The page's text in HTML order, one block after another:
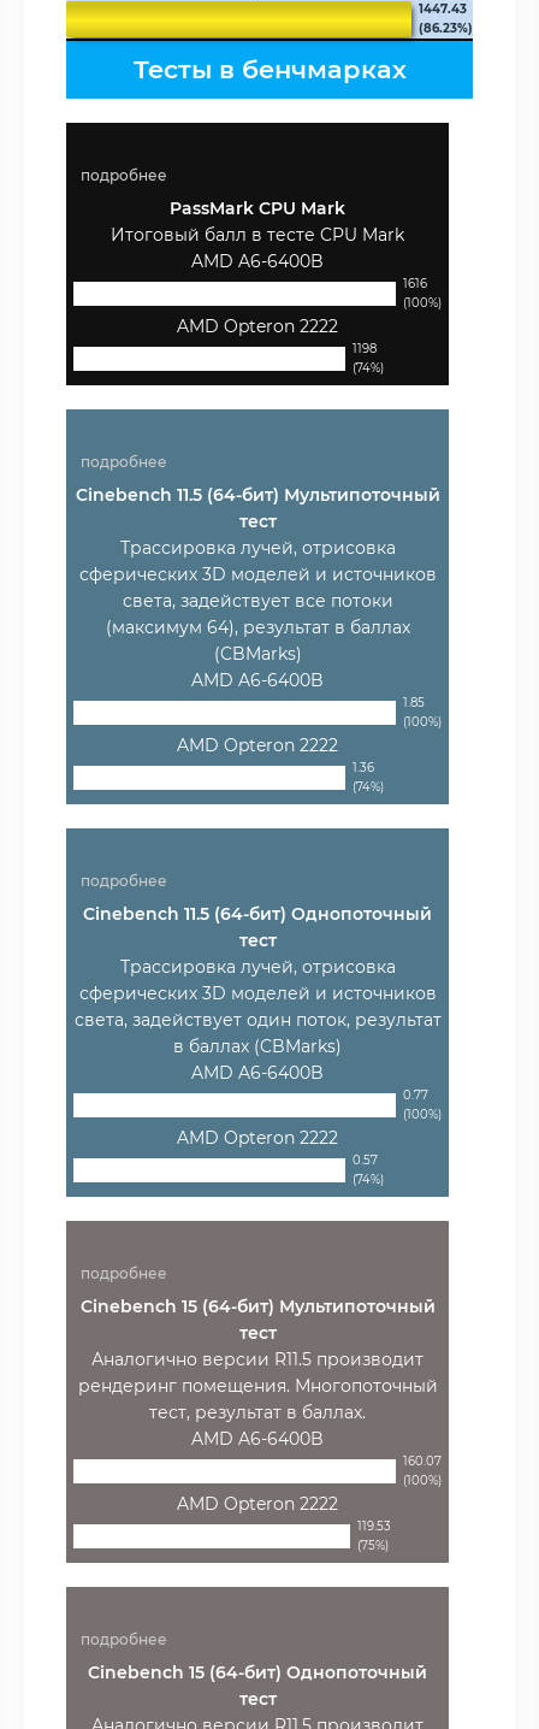
1447.43
(86.23%)
Тесты в бенчмарках
подробнее
PassMark CPU Mark
Итоговый балл в тесте CPU Mark
AMD A6-6400B
1616
(100%)
AMD Opteron 2222
1198
(74%)
подробнее
Cinebench 11.5 (64-бит) Мультипоточный
тест
Трассировка лучей, отрисовка
сферических 3D моделей и источников
света, задействует все потоки
(максимум 64), результат в баллах
(CBMarks)
AMD A6-6400B
1.85
(100%)
AMD Opteron 2222
1.36
(74%)
подробнее
Cinebench 11.5 (64-бит) Однопоточный
тест
Трассировка лучей, отрисовка
сферических 3D моделей и источников
света, задействует один поток, результат
в баллах (CBMarks)
AMD A6-6400B
0.77
(100%)
AMD Opteron 2222
0.57
(74%)
подробнее
Cinebench 15 (64-бит) Мультипоточный
тест
Аналогично версии R11.5 производит
рендеринг помещения. Многопоточный
тест, результат в баллах.
AMD A6-6400B
160.07
(100%)
AMD Opteron 2222
119.53
(75%)
подробнее
Cinebench 15 (64-бит) Однопоточный
тест